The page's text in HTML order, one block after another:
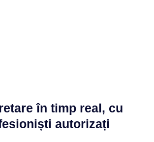
în timp real, cu
autorizați